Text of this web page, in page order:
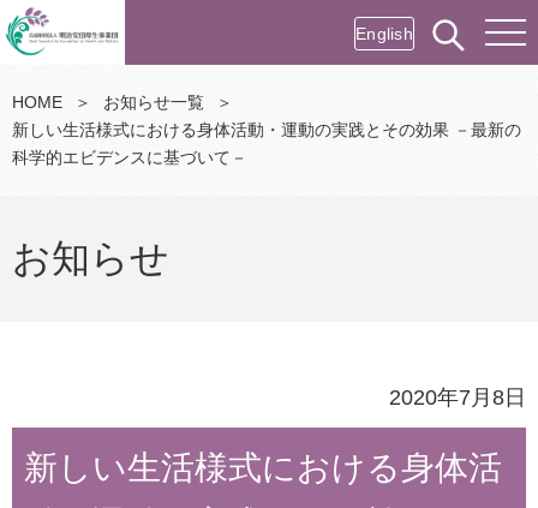
English
HOME ＞ お知らせ一覧
＞
新しい生活様式における身体活動・運動の実践とその効果 －最新の
科学的エビデンスに基づいて－
お知らせ
2020年7月8日
新しい生活様式における身体活